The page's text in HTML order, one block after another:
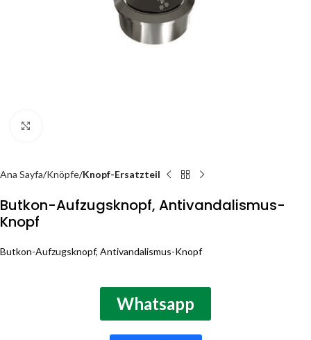
Ana Sayfa Knöpfe Knopf-Ersatzteil
Butkon-Aufzugsknopf, Antivandalismus-
Knopf
Butkon-Aufzugsknopf, Antivandalismus-Knopf
Whatsapp